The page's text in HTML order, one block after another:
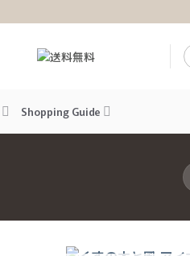
Shopping Guide